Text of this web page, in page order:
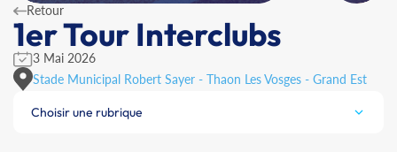
Retour
1er Tour Interclubs
3 Mai 2026
Stade Municipal Robert Sayer - Thaon Les Vosges - Grand Est
Choisir une rubrique